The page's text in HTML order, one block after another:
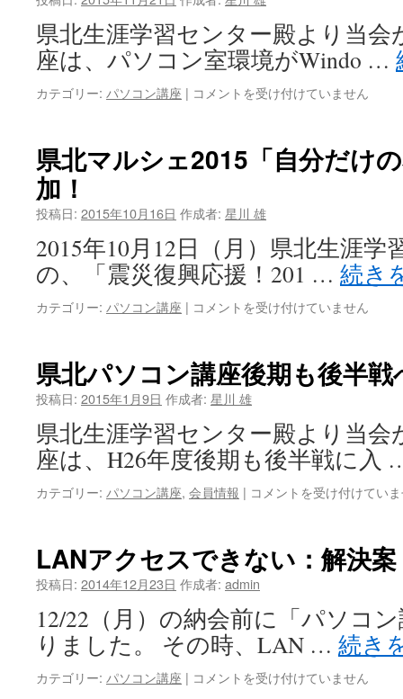
名
刺
づ
く
り！」
パ
ソ
コ
ン
講
ま
た！
は
県北生涯学習センター殿より当
座は、パソコン室環境がWindo …
カテゴリー: パソコン講座 | 県
コ
座
後
期
が
始
ま
い
ま
す！
コメントを受け付けていません
県北マルシェ2015「自分だけ
加！
投稿日: 2015年10月16日 作成者: 星川 雄
2015年10月12日（月）県北生涯学
の、「震災復興応援！201 … 続き
カテゴリー: パソコン講座 | 県
ル
シ
ェ
分
だ
け
の
名
り」
に
参
加！
は
コメントを受け付けていません
県北パソコン講座後期も後半戦
投稿日: 2015年1月9日 作成者: 星川 雄
県北生涯学習センター殿より当
座は、H26年度後期も後半戦に入
カテゴリー: パソコン講座, 会員情報 | 県
ソ
コ
ン
座
後
期
も
後
コメントを受け付けてい
LANアクセスできない：解決案
投稿日: 2014年12月23日 作成者: admin
12/22（月）の納会前に「パソコ
りました。 その時、LAN … 続き
カテゴリー: パソコン講座 | LAN
コメントを受け付けていません